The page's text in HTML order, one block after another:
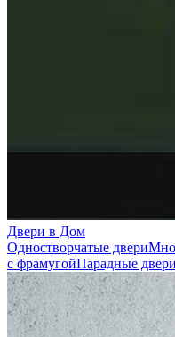
Двери в Дом
Одностворчатые двери
с фрамугойПарадные двери